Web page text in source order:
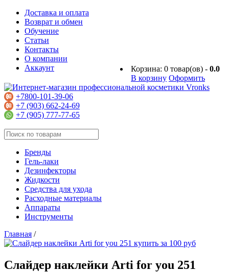
Доставка и оплата
Возврат и обмен
Обучение
Статьи
Контакты
О компании
Корзина: 0 товар(ов) - 0.0
В корзину Оформить
Аккаунт
+7800-101-39-06
+7 (903) 662-24-69
+7 (905) 777-77-65
Бренды
Гель-лаки
Дезинфекторы
Жидкости
Средства для ухода
Расходные материалы
Аппараты
Инструменты
Главная /
Слайдер наклейки Arti for you 251